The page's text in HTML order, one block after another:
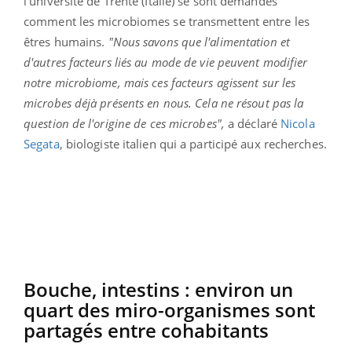
comment les microbiomes se transmettent entre les
êtres humains. "Nous savons que l'alimentation et
d'autres facteurs liés au mode de vie peuvent modifier
notre microbiome, mais ces facteurs agissent sur les
microbes déjà présents en nous. Cela ne résout pas la
question de l'origine de ces microbes", a déclaré Nicola
Segata, biologiste italien qui a participé aux recherches.
Bouche, intestins : environ un
quart des miro-organismes sont
partagés entre cohabitants